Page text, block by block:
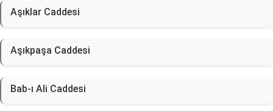
Aşıklar Caddesi
Aşıkpaşa Caddesi
Bab-ı Ali Caddesi